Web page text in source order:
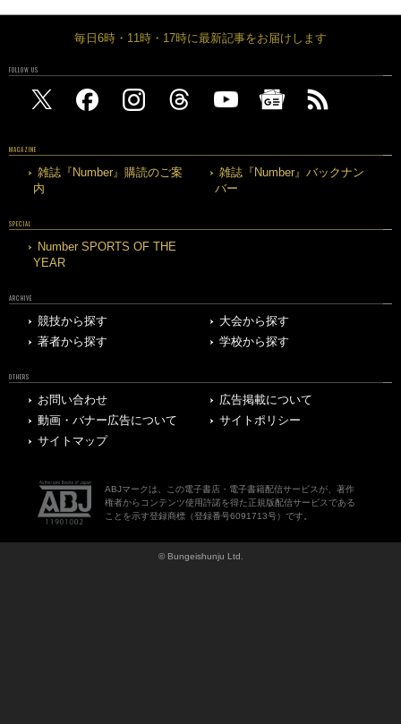
毎日6時・11時・17時に最新記事をお届けします
FOLLOW US
MAGAZINE
雑誌『Number』購読のご案
内
雑誌『Number』バックナン
バー
SPECIAL
Number SPORTS OF THE
YEAR
ARCHIVE
競技から探す
大会から探す
著者から探す
学校から探す
OTHERS
お問い合わせ
広告掲載について
動画・バナー広告について
サイトポリシー
サイトマップ
ABJマークは、この電子書店・電子書籍配信サービスが、著作
権者からコンテンツ使用許諾を得た正規版配信サービスである
ことを示す登録商標（登録番号6091713号）です。
© Bungeishunju Ltd.